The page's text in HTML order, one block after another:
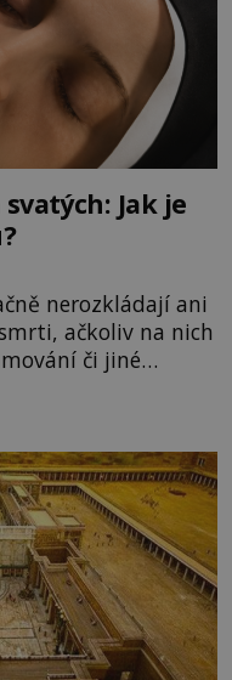
Jak je
nerozkládají ani
ačkoliv na nich
či jiné
ostatky bývají
Jaké